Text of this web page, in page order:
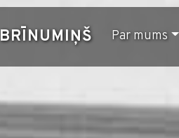
BRĪNUMIŅŠ Par mums